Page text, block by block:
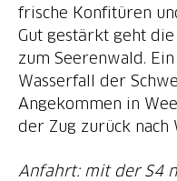
frische Konfitüren
Gut gestärkt geht
zum Seerenwald.
Wasserfall der
Angekommen in
der Zug zurück nach
Anfahrt: mit der S4